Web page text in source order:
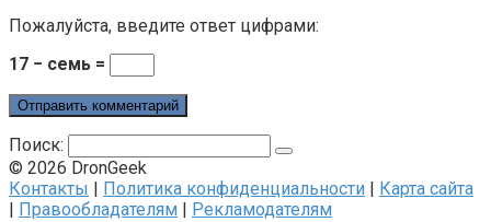
Пожалуйста, введите ответ цифрами:
17 − семь =
Поиск:
© 2026 DronGeek
Контакты | Политика конфиденциальности | Карта сайта
| Правообладателям | Рекламодателям